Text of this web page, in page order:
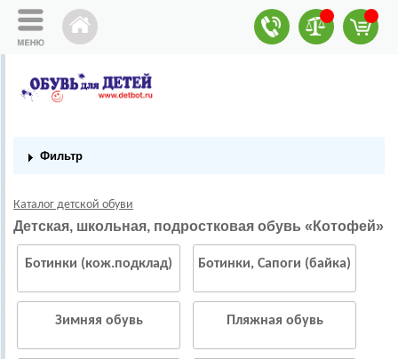
Фильтр
Каталог детской обуви
Детская, школьная, подростковая обувь «Котофей»
Ботинки (кож.подклад) Ботинки, Сапоги (байка)
Зимняя обувь Пляжная обувь